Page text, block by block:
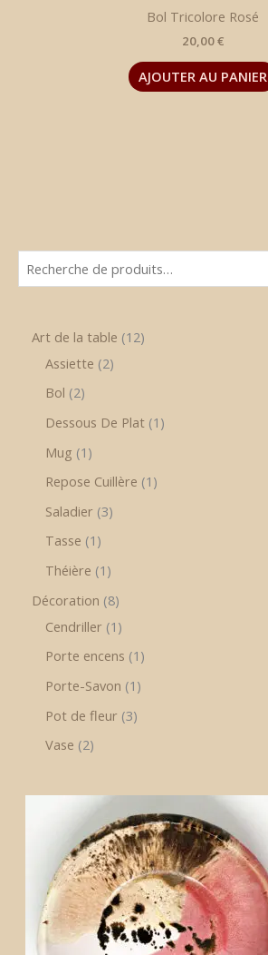
Art de la table 12
Assiette 2
Bol 2
Dessous De Plat 1
Mug 1
Repose Cuillère 1
Saladier 3
Tasse 1
Théière 1
Décoration 8
Cendriller 1
Porte encens 1
Porte-Savon 1
Pot de fleur 3
Vase 2
Bol Tricolore Rosé
20,00€
AJOUTER AU PANIER